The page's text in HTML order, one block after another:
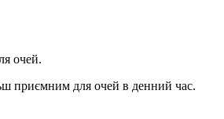
очей.
приємним для очей в денний час.